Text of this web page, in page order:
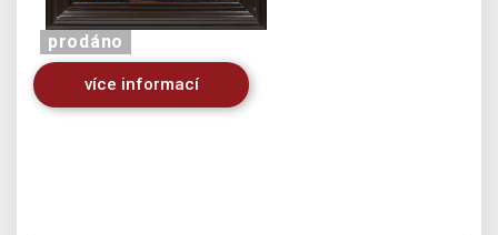
prodáno
více informací